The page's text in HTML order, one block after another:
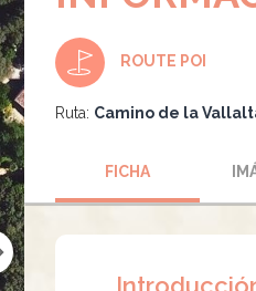
ROUTE POI
Ruta: Camino de la
FICHA